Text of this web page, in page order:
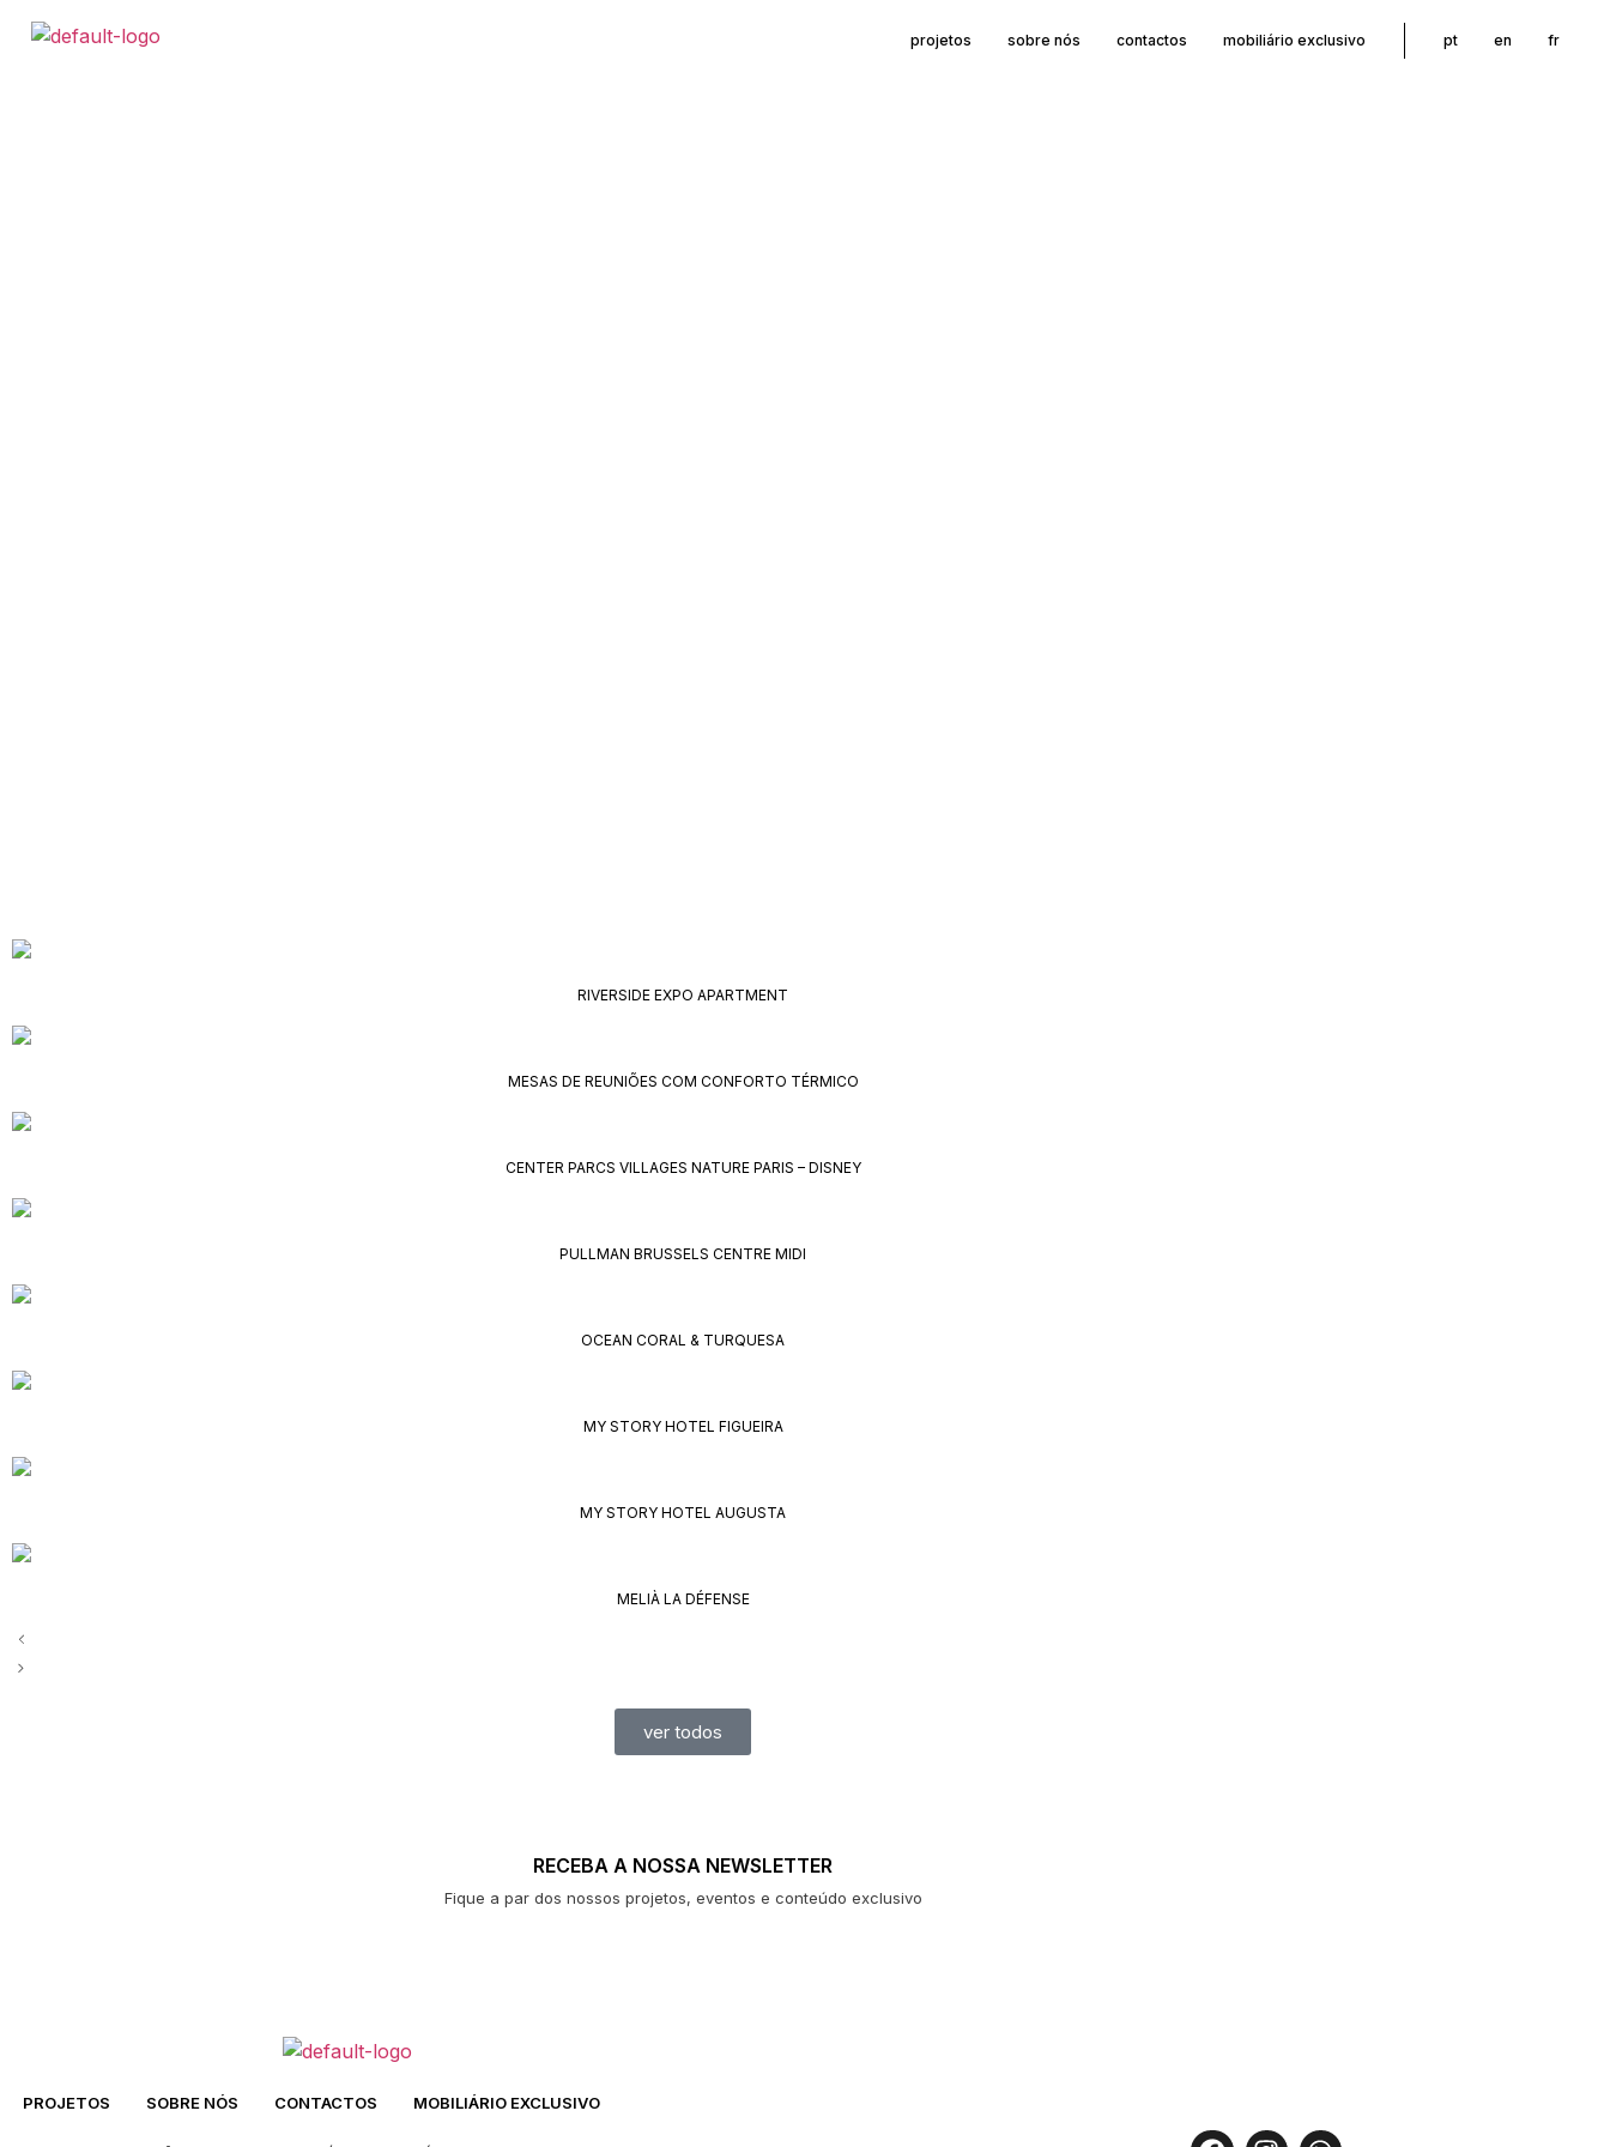
projetos sobre nós contactos mobiliário exclusivo pt en fr
RIVERSIDE EXPO APARTMENT
MESAS DE REUNIÕES COM CONFORTO TÉRMICO
CENTER PARCS VILLAGES NATURE PARIS – DISNEY
PULLMAN BRUSSELS CENTRE MIDI
OCEAN CORAL & TURQUESA
MY STORY HOTEL FIGUEIRA
MY STORY HOTEL AUGUSTA
MELIÀ LA DÉFENSE
ver todos
RECEBA A NOSSA NEWSLETTER
Fique a par dos nossos projetos, eventos e conteúdo exclusivo
PROJETOS SOBRE NÓS CONTACTOS MOBILIÁRIO EXCLUSIVO